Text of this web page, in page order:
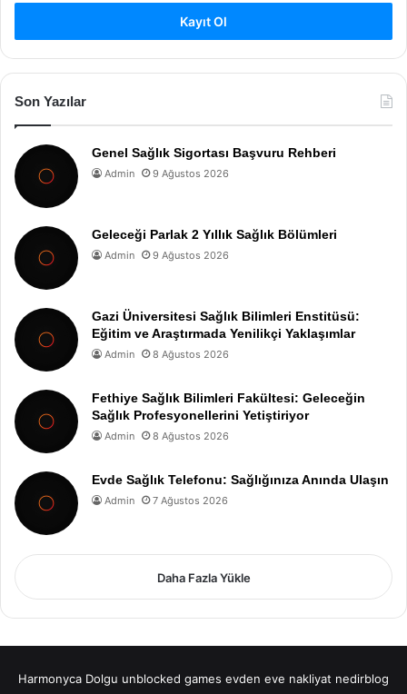
Kayıt Ol
Son Yazılar
Genel Sağlık Sigortası Başvuru Rehberi
Admin 9 Ağustos 2026
Geleceği Parlak 2 Yıllık Sağlık Bölümleri
Admin 9 Ağustos 2026
Gazi Üniversitesi Sağlık Bilimleri Enstitüsü:
Eğitim ve Araştırmada Yenilikçi Yaklaşımlar
Admin 8 Ağustos 2026
Fethiye Sağlık Bilimleri Fakültesi: Geleceğin
Sağlık Profesyonellerini Yetiştiriyor
Admin 8 Ağustos 2026
Evde Sağlık Telefonu: Sağlığınıza Anında Ulaşın
Admin 7 Ağustos 2026
Daha Fazla Yükle
Harmonyca Dolgu unblocked games evden eve nakliyat nedirblog